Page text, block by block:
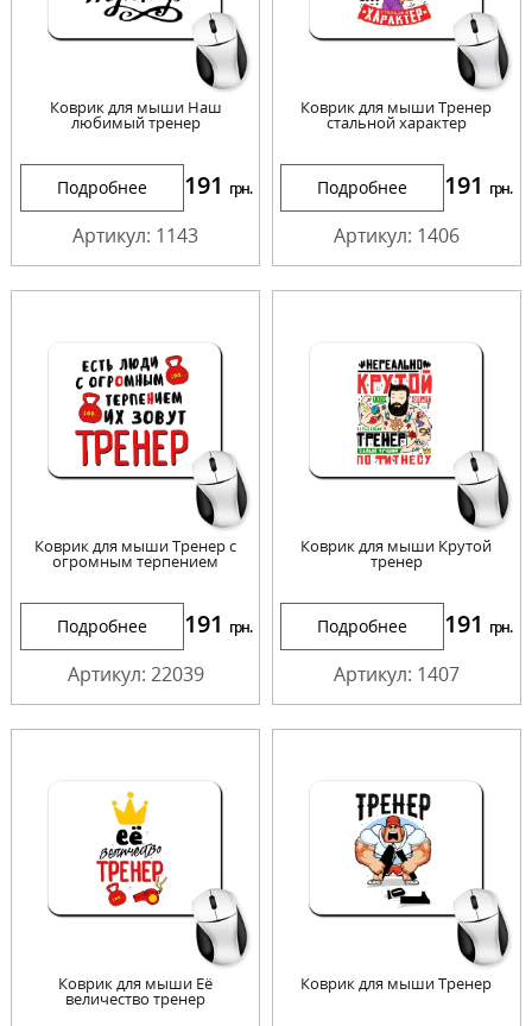
Коврик для мыши Наш
любимый тренер
Подробнее 191 грн.
Артикул: 1143
Коврик для мыши Тренер
стальной характер
Подробнее 191 грн.
Артикул: 1406
Коврик для мыши Тренер с
огромным терпением
Подробнее 191 грн.
Артикул: 22039
Коврик для мыши Крутой
тренер
Подробнее 191 грн.
Артикул: 1407
Коврик для мыши Её
величество тренер
Коврик для мыши Тренер